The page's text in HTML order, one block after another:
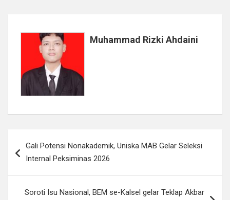
Muhammad Rizki Ahdaini
posGali Potensi Nonakademik, Uniska MAB Gelar Seleksi
Internal Peksiminas 2026
Soroti Isu Nasional, BEM se-Kalsel gelar Teklap Akbar